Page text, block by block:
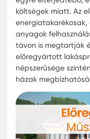
elkészülnek.
építési
olcsóbb
egyre
költségek miatt.
anyagok
távon is
előregyártott